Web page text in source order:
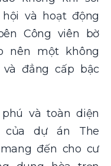
và hoạt động
Công viên bờ
nên một không
đẳng cấp bậc
và toàn diện
dự án The
đến cho cư